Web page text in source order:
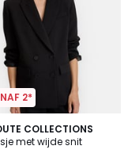
2*
COLLECTIONS
met wijde snit